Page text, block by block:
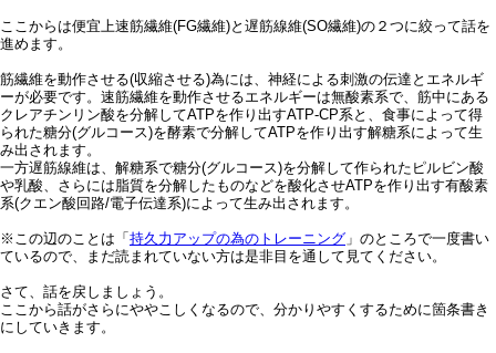
ここからは便宜上速筋繊維(FG繊維)と遅筋線維(SO繊維)の２つに絞って話を
進めます。
筋繊維を動作させる(収縮させる)為には、神経による刺激の伝達とエネルギ
ーが必要です。速筋繊維を動作させるエネルギーは無酸素系で、筋中にある
クレアチンリン酸を分解してATPを作り出すATP-CP系と、食事によって得
られた糖分(グルコース)を酵素で分解してATPを作り出す解糖系によって生
み出されます。
一方遅筋線維は、解糖系で糖分(グルコース)を分解して作られたピルビン酸
や乳酸、さらには脂質を分解したものなどを酸化させATPを作り出す有酸素
系(クエン酸回路/電子伝達系)によって生み出されます。
※この辺のことは「 持久力アップの為のトレーニング 」のところで一度書い
ているので、まだ読まれていない方は是非目を通して見てください。
さて、話を戻しましょう。
ここから話がさらにややこしくなるので、分かりやすくするために箇条書き
にしていきます。